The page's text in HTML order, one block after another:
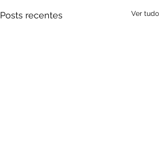
Posts recentes Ver tudo